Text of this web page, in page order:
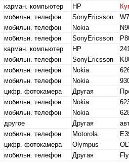
карман. компьютер HP
мобильн. телефон SonyEricsson
мобильн. телефон Nokia
мобильн. телефон SonyEricsson
карман. компьютер HP
мобильн. телефон SonyEricsson
мобильн. телефон Nokia
мобильн. телефон Nokia
цифр. фотокамера Другая
мобильн. телефон Nokia
мобильн. телефон Nokia
другое Другая
мобильн. телефон Motorola
цифр. фотокамера Olympus
мобильн. телефон Другая